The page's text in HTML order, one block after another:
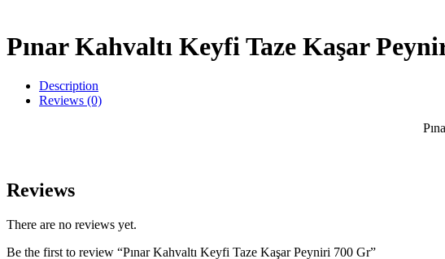
Pınar Kahvaltı Keyfi Taze Kaşar
Description
Reviews (0)
Reviews
There are no reviews yet.
Be the first to review “Pınar Kahvaltı Keyfi Taze Kaşar Peyniri 700 Gr”